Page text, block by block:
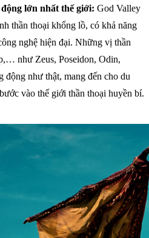
lớn nhất thế giới: God Valley
thần thoại khổng lồ, có khả năng
nghệ hiện đại. Những vị thần
như Zeus, Poseidon, Odin,
như thật, mang đến cho du
vào thế giới thần thoại huyền bí.